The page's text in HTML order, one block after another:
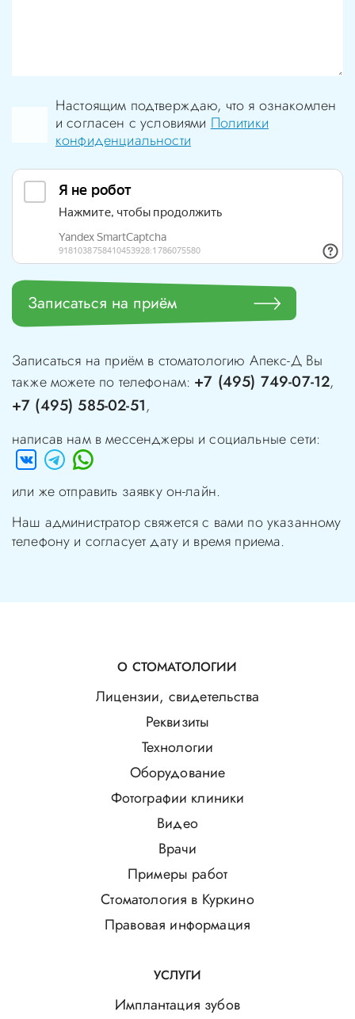
Настоящим подтверждаю, что я ознакомлен
и согласен с условиямиПолитики
конфиденциальности
Записаться на приём
Записаться на приём в стоматологию Апекс-ДВы
также можете по телефонам: +7 (495) 749-07-12,
+7 (495) 585-02-51,
написав нам в мессенджеры и социальные сети:
или же отправить заявку он-лайн.
Наш администратор свяжется с вами по указанному
телефону и согласует дату и время приема.
О СТОМАТОЛОГИИ
Лицензии, свидетельства
Реквизиты
Технологии
Оборудование
Фотографии клиники
Видео
Врачи
Примеры работ
Стоматология в Куркино
Правовая информация
УСЛУГИ
Имплантация зубов